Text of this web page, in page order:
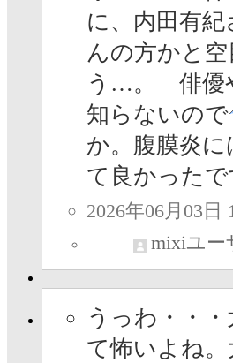
に、内田有紀
んの方かと空
う…。 俳優
知らないので
か。腹膜炎
て良かったで
2026年06月03日
mixiユー
うっわ・・
て怖いよね